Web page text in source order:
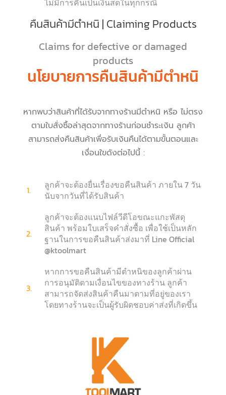
ไม่มีการคืนเป็นเงินสดในทุกกรณี
คืนสินค้ามีตำหนิ | Claiming Products
Claims for defective or damaged
products
นโยบายการคืนสินค้ามีตำหนิ
หากพบว่าสินค้าที่ได้รับจากทางร้านมีตำหนิ หรือ ไม่ตรง
ตามใบสั่งซื้อล่าสุดจากทางร้านก่อนชำระเงิน ลูกค้า
สามารถส่งคืนสินค้าเพื่อรับเงินคืนได้ตามขั้นตอนและ
เงื่อนใขดังต่อไปนี้ :
1.
ลูกค้าจะต้องยื่นเรื่องขอคืนสินค้า ภายใน 7 วัน
นับจากวันที่ได้รับสินค้า
2.
ลูกค้าจะต้องแนบไฟล์วีดีโอขณะแกะพัสดุ
สินค้า พร้อมใบเสร็จคำสั่งซื้อ เพื่อใช้เป็นหลัก
ฐานในการขอคืนสินค้าส่งมาที่ Line Official
@ktoolmart
3.
หากการขอคืนสินค้ามีตำหนิของลูกค้าผ่าน
การอนุมัติตามเงื่อนไขของทางร้าน ลูกค้า
สามารถจัดส่งสินค้าคืนมาตามที่อยู่ของเรา
โดยทางร้านจะเป็นผู้รับผิดชอบค่าส่งที่เกิดขึ้น